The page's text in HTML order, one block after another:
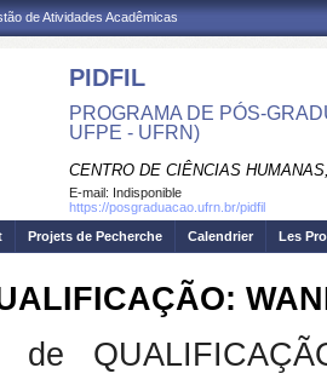
de Atividades Acadêmicas
PIDFIL
PROGRAMA DE PÓS-
UFPE - UFRN)
CENTRO DE CIÊNCIAS
E-mail: Indisponible
https://posgraduacao.ufrn.br/pidfil
Projets de Pecherche Calendrier Les
de